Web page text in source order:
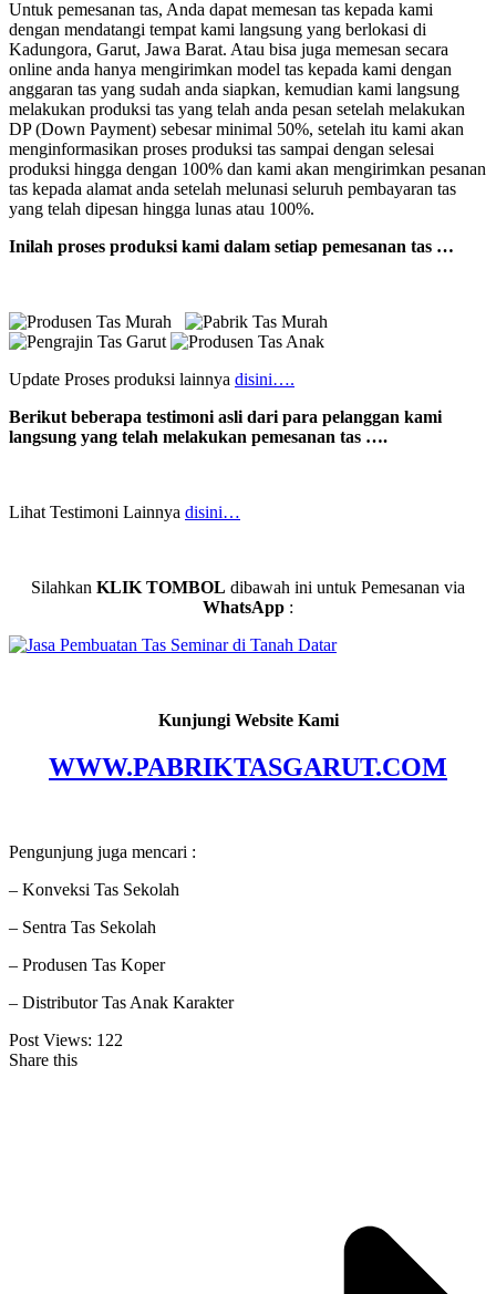
Untuk pemesanan tas, Anda dapat memesan tas kepada kami
dengan mendatangi tempat kami langsung yang berlokasi di
Kadungora, Garut, Jawa Barat. Atau bisa juga memesan secara
online anda hanya mengirimkan model tas kepada kami dengan
anggaran tas yang sudah anda siapkan, kemudian kami langsung
melakukan produksi tas yang telah anda pesan setelah melakukan
DP (Down Payment) sebesar minimal 50%, setelah itu kami akan
menginformasikan proses produksi tas sampai dengan selesai
produksi hingga dengan 100% dan kami akan mengirimkan pesanan
tas kepada alamat anda setelah melunasi seluruh pembayaran tas
yang telah dipesan hingga lunas atau 100%.
Inilah proses produksi kami dalam setiap pemesanan tas …
Update Proses produksi lainnya disini….
Berikut beberapa testimoni asli dari para pelanggan kami
langsung yang telah melakukan pemesanan tas ….
Lihat Testimoni Lainnya disini…
Silahkan KLIK TOMBOL dibawah ini untuk Pemesanan via
WhatsApp :
Kunjungi Website Kami
WWW.PABRIKTASGARUT.COM
Pengunjung juga mencari :
– Konveksi Tas Sekolah
– Sentra Tas Sekolah
– Produsen Tas Koper
– Distributor Tas Anak Karakter
Post Views: 122
Share this